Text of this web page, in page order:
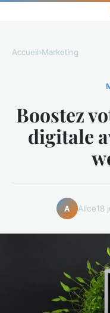
Accueil›Marketing
Boostez
digitale
A Alice18